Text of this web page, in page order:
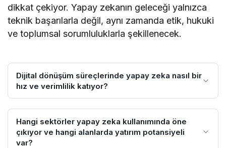
dikkat çekiyor. Yapay zekanın geleceği yalnızca
teknik başarılarla değil, aynı zamanda etik, hukuki
ve toplumsal sorumluluklarla şekillenecek.
Dijital dönüşüm süreçlerinde yapay zeka nasıl bir
hız ve verimlilik katıyor?
Hangi sektörler yapay zeka kullanımında öne
çıkıyor ve hangi alanlarda yatırım potansiyeli
var?